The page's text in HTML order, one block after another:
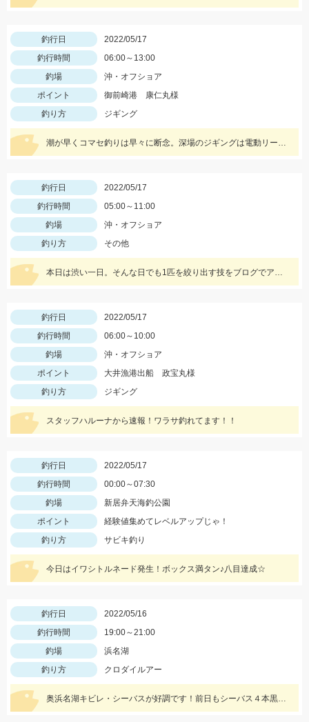
釣行日
2022/05/17
釣行時間
06:00～13:00
釣場
沖・オフショア
ポイント
御前崎港 康仁丸様
釣り方
ジギング
潮が早くコマセ釣りは早々に断念。深場のジギングは電動リールが楽でした。
釣行日
2022/05/17
釣行時間
05:00～11:00
釣場
沖・オフショア
釣り方
その他
本日は渋い一日。そんな日でも1匹を絞り出す技をブログでアップ!!是非ご覧ください。
釣行日
2022/05/17
釣行時間
06:00～10:00
釣場
沖・オフショア
ポイント
大井漁港出船 政宝丸様
釣り方
ジギング
スタッフハルーナから速報！ワラサ釣れてます！！
釣行日
2022/05/17
釣行時間
00:00～07:30
釣場
新居弁天海釣公園
ポイント
経験値集めてレベルアップじゃ！
釣り方
サビキ釣り
今日はイワシトルネード発生！ボックス満タン♪八目達成☆
釣行日
2022/05/16
釣行時間
19:00～21:00
釣場
浜名湖
釣り方
クロダイルアー
奥浜名湖キビレ・シーバスが好調です！前日もシーバス４本黒鯛・キビレ２本と釣果がありました！